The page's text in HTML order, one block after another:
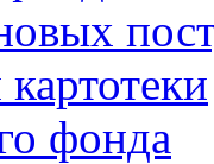
фонда